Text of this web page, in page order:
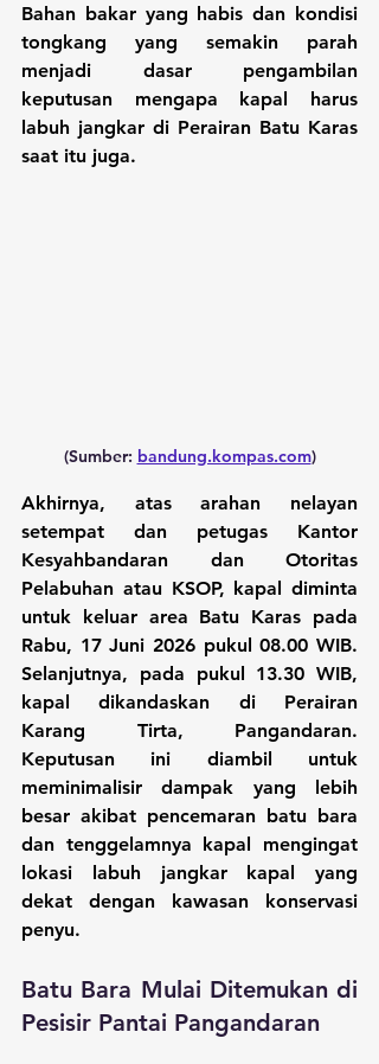
Bahan bakar yang habis dan kondisi
tongkang yang semakin parah
menjadi dasar pengambilan
keputusan mengapa kapal harus
labuh jangkar di Perairan Batu Karas
saat itu juga.
(Sumber: bandung.kompas.com)
Akhirnya, atas arahan nelayan
setempat dan petugas Kantor
Kesyahbandaran dan Otoritas
Pelabuhan atau KSOP, kapal diminta
untuk keluar area Batu Karas pada
Rabu, 17 Juni 2026 pukul 08.00 WIB.
Selanjutnya, pada pukul 13.30 WIB,
kapal dikandaskan di Perairan
Karang Tirta, Pangandaran.
Keputusan ini diambil untuk
meminimalisir dampak yang lebih
besar akibat pencemaran batu bara
dan tenggelamnya kapal mengingat
lokasi labuh jangkar kapal yang
dekat dengan kawasan konservasi
penyu.
Batu Bara Mulai Ditemukan di
Pesisir Pantai Pangandaran